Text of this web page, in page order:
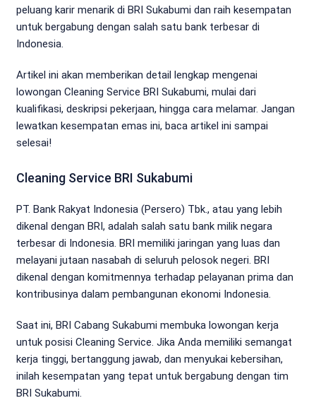
peluang karir menarik di BRI Sukabumi dan raih kesempatan
untuk bergabung dengan salah satu bank terbesar di
Indonesia.
Artikel ini akan memberikan detail lengkap mengenai
lowongan Cleaning Service BRI Sukabumi, mulai dari
kualifikasi, deskripsi pekerjaan, hingga cara melamar. Jangan
lewatkan kesempatan emas ini, baca artikel ini sampai
selesai!
Cleaning Service BRI Sukabumi
PT. Bank Rakyat Indonesia (Persero) Tbk., atau yang lebih
dikenal dengan BRI, adalah salah satu bank milik negara
terbesar di Indonesia. BRI memiliki jaringan yang luas dan
melayani jutaan nasabah di seluruh pelosok negeri. BRI
dikenal dengan komitmennya terhadap pelayanan prima dan
kontribusinya dalam pembangunan ekonomi Indonesia.
Saat ini, BRI Cabang Sukabumi membuka lowongan kerja
untuk posisi Cleaning Service. Jika Anda memiliki semangat
kerja tinggi, bertanggung jawab, dan menyukai kebersihan,
inilah kesempatan yang tepat untuk bergabung dengan tim
BRI Sukabumi.